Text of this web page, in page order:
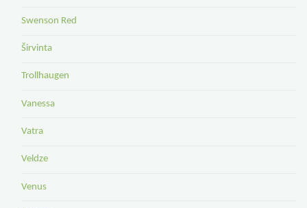
Swenson Red
Širvinta
Trollhaugen
Vanessa
Vatra
Veldze
Venus